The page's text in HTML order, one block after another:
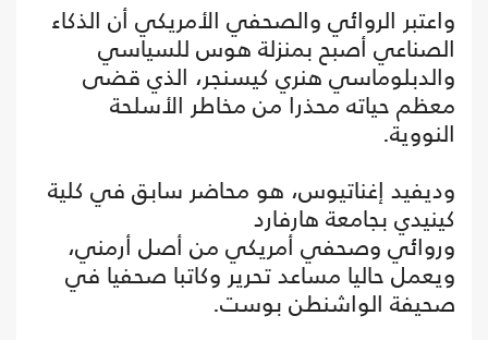
واعتبر الروائي والصحفي الأمريكي أن الذكاء
الصناعي أصبح بمنزلة هوس للسياسي
والدبلوماسي هنري كيسنجر، الذي قضى
معظم حياته محذرا من مخاطر الأسلحة
النووية.
وديفيد إغناتيوس، هو محاضر سابق في كلية
كينيدي بجامعة هارفارد
وروائي وصحفي أمريكي من أصل أرمني،
ويعمل حاليا مساعد تحرير وكاتبا صحفيا في
صحيفة الواشنطن بوست.